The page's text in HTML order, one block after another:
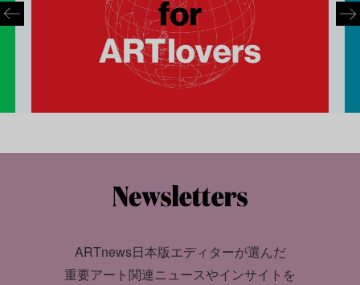
ARTnews日本版エディターが選んだ
重要アート関連ニュースやインサイトを